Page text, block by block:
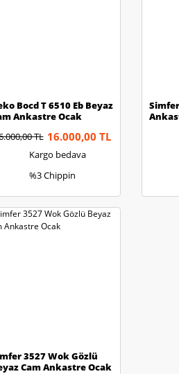
Bocd T 6510 Eb Beyaz
Ankastre Ocak
TL 16.000,00 TL
Kargo bedava
%3 Chippin
3527 Wok Gözlü
Cam Ankastre Ocak